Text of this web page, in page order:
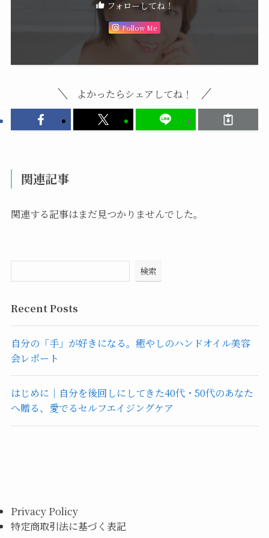
フォローしてね！
Follow Me
よかったらシェアしてね！
関連記事
関連する記事はまだ見つかりませんでした。
検索
Recent Posts
自分の「手」が好きになる。癒やしのハンドオイル美容
会レポート
はじめに｜自分を後回しにしてきた40代・50代のあなた
へ贈る、愛でるセルフエイジングケア
Privacy Policy
特定商取引法に基づく表記